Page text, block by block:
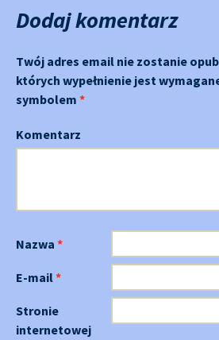
Dodaj komentarz
Twój adres email nie zostanie
których wypełnienie jest
symbolem *
Komentarz
Nazwa *
E-mail*
Stronie
internetowej